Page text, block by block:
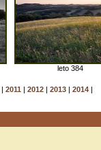
leto 384
| 2011 | 2012 | 2013 | 2014 |